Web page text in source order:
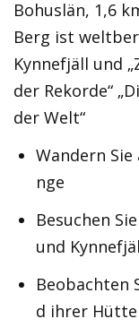
Bohuslän, 1,6
Berg ist
Kynnefjäll und
der Rekorde“
der Welt“
Wandern
nge
Besuchen
und
Beobachten
d ihrer